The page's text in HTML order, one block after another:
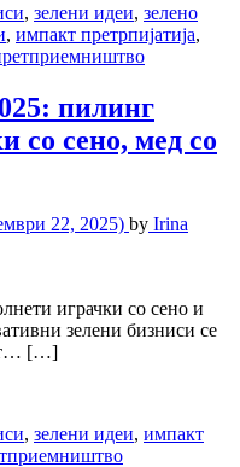
, зелени идеи, зелено
, импакт претрпијатија,
пилинг
со сено, мед со
22, 2025) by Irina
играчки со сено и
зелени бизниси се
[…]
, зелени идеи, импакт